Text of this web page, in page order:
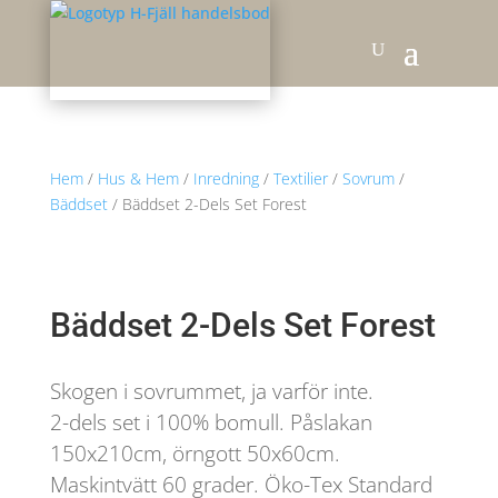
Hem/ Hus & Hem/ Inredning/ Textilier/ Sovrum/
Bäddset/ Bäddset 2-Dels Set Forest
Bäddset 2-Dels Set Forest
Skogen i sovrummet, ja varför inte.
2-dels set i 100% bomull. Påslakan
150x210cm, örngott 50x60cm.
Maskintvätt 60 grader. Öko-Tex Standard